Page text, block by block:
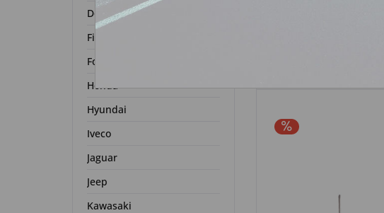
Dodge
Fiat
Ford
Honda
Hyundai
Iveco
Jaguar
Jeep
Kawasaki